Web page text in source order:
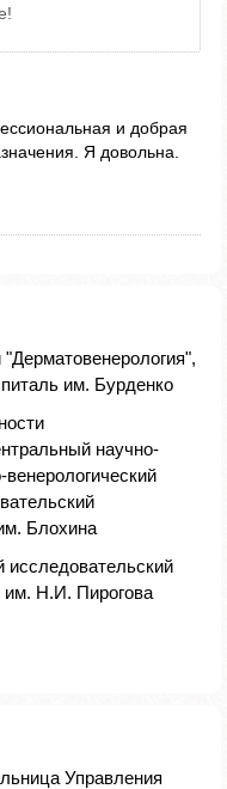
и добрая
Я довольна.
им. Бурденко
научно-
Блохина
исследовательский
им. Н.И. Пирогова
Управления